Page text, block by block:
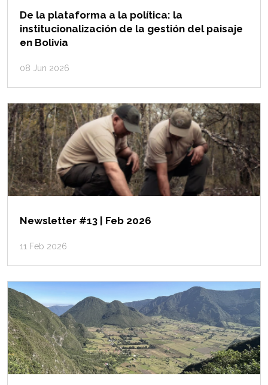
De la plataforma a la política: la
institucionalización de la gestión del paisaje
en Bolivia
08 Jun 2026
Newsletter #13 | Feb 2026
11 Feb 2026